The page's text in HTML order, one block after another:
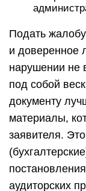
Подать
и доверенное
нарушении не
под собой
документу
материалы,
заявителя.
аудиторских